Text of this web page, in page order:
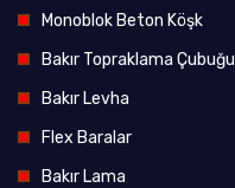
Monoblok Beton Köşk
Bakır Topraklama Çubuğu
Bakır Levha
Flex Baralar
Bakır Lama